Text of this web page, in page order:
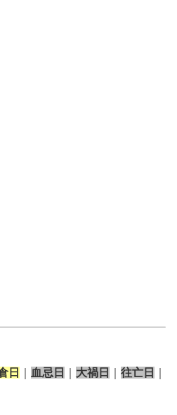
日 血忌日 大禍日 往亡日